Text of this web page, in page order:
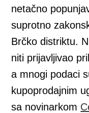
netačno
suprotno
Brčko distriktu.
niti prijavljivao
a mnogi podaci
kupoprodajnim
sa novinarkom